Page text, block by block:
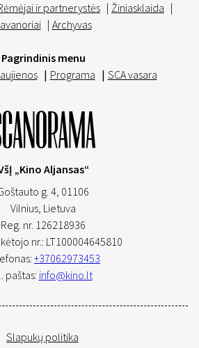
ir partnerystės | Žiniasklaida |
| Archyvas
Pagrindinis menu
| Programa | SCA vasara
„Kino Aljansas“
g. 4, 01106
Vilnius, Lietuva
Reg. nr. 126218936
nr.: LT100004645810
+37062973453
paštas: info@kino.lt
Slapukų politika